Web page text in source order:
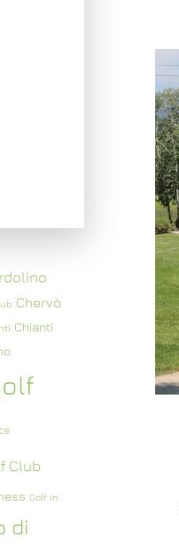
Chervò
Chianti
Club
Golf in
di